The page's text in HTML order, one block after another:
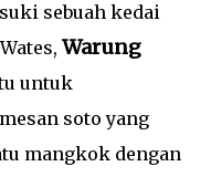
sebuah kedai
Warung
untuk
soto yang
mangkok dengan